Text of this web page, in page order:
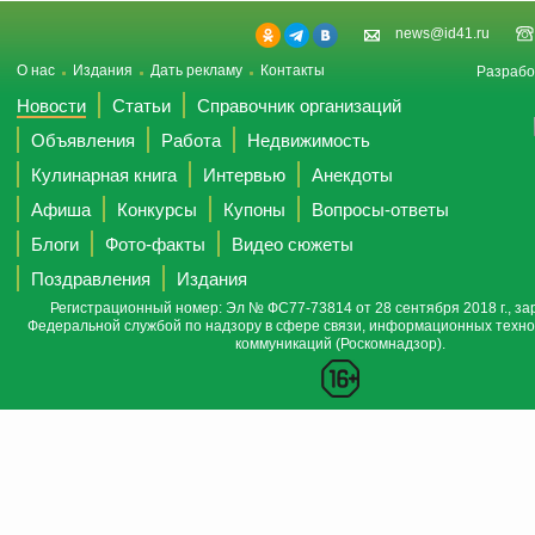
news@id41.ru
О нас Издания Дать рекламу Контакты
Новости Статьи
Справочник организаций
Объявления
Работа
Недвижимость
Кулинарная книга
Интервью
Анекдоты
Афиша
Конкурсы Купоны
Вопросы-ответы
Блоги
Фото-факты
Видео сюжеты
Поздравления
Издания
Регистрационный номер: Эл № ФС77-73814 от 28 сентября 2018 г.,
Федеральной службой по надзору в сфере связи, информационных
коммуникаций (Роскомнадзор).